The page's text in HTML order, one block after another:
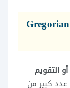
متى يبدأ التقويم الميلادي 2019 Gregorian
التقويم
كبير من